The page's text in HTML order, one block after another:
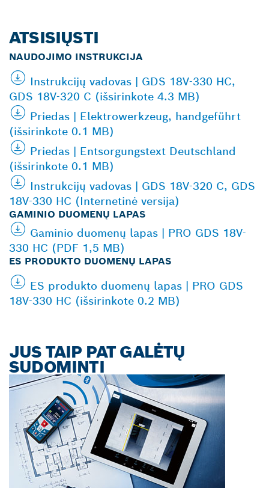
ATSISIŲSTI
NAUDOJIMO INSTRUKCIJA
Instrukcijų vadovas | GDS 18V-330 HC,
GDS 18V-320 C (išsirinkote 4.3 MB)
Priedas | Elektrowerkzeug, handgeführt
(išsirinkote 0.1 MB)
Priedas | Entsorgungstext Deutschland
(išsirinkote 0.1 MB)
Instrukcijų vadovas | GDS 18V-320 C, GDS
18V-330 HC (Internetinė versija)
GAMINIO DUOMENŲ LAPAS
Gaminio duomenų lapas | PRO GDS 18V-
330 HC (PDF 1,5 MB)
ES PRODUKTO DUOMENŲ LAPAS
ES produkto duomenų lapas | PRO GDS
18V-330 HC (išsirinkote 0.2 MB)
JUS TAIP PAT GALĖTŲ
SUDOMINTI